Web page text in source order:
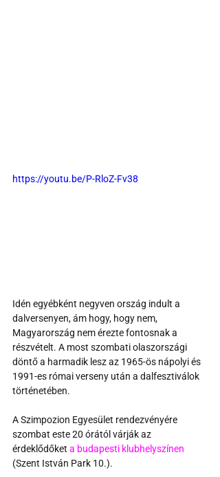
https://youtu.be/P-RloZ-Fv38
Idén egyébként negyven ország indult a
dalversenyen, ám hogy, hogy nem,
Magyarország nem érezte fontosnak a
részvételt. A most szombati olaszországi
döntő a harmadik lesz az 1965-ös nápolyi és
1991-es római verseny után a dalfesztiválok
történetében.
A Szimpozion Egyesület rendezvényére
szombat este 20 órától várják az
érdeklődőket a budapesti klubhelyszínen
(Szent István Park 10.).